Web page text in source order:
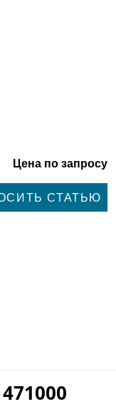
Цена по запросу
СТАТЬЮ